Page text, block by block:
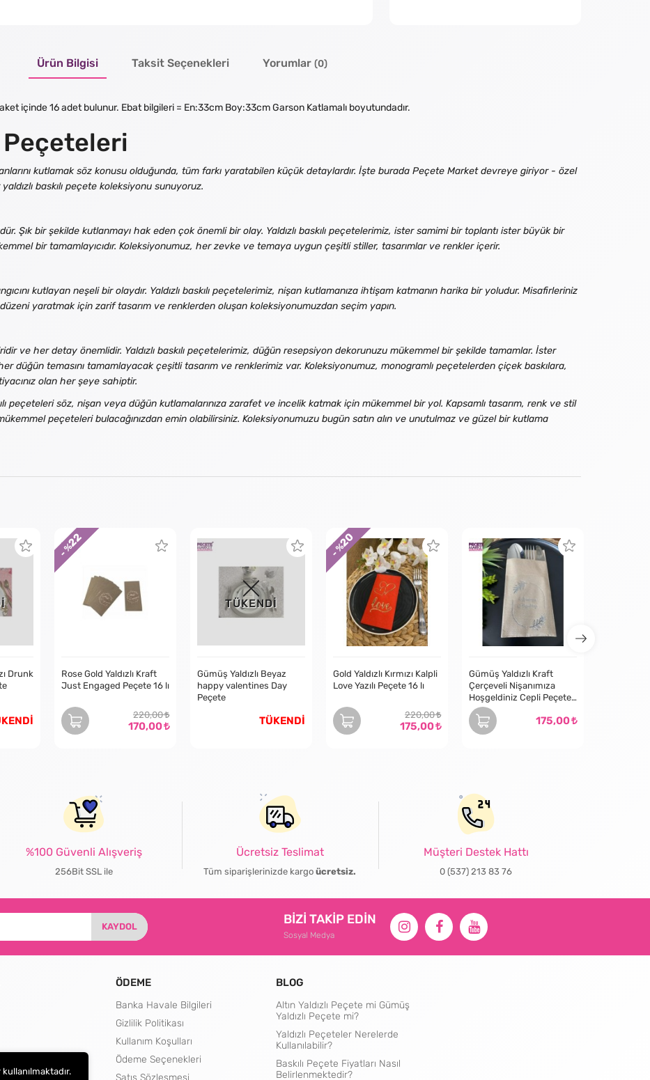
Ürün Bilgisi Taksit Seçenekleri Yorumlar (0)
içinde 16 adet bulunur. Ebat bilgileri = En:33cm Boy:33cm Garson Katlamalı boyutundadır.
Peçeteleri
kutlamak söz konusu olduğunda, tüm farkı yaratabilen küçük detaylardır. İşte burada Peçete Market devreye giriyor - özel
baskılı peçete koleksiyonu sunuyoruz.
Şık bir şekilde kutlanmayı hak eden çok önemli bir olay. Yaldızlı baskılı peçetelerimiz, ister samimi bir toplantı ister büyük bir
bir tamamlayıcıdır. Koleksiyonumuz, her zevke ve temaya uygun çeşitli stiller, tasarımlar ve renkler içerir.
kutlayan neşeli bir olaydır. Yaldızlı baskılı peçetelerimiz, nişan kutlamanıza ihtişam katmanın harika bir yoludur. Misafirleriniz
düzeni yaratmak için zarif tasarım ve renklerden oluşan koleksiyonumuzdan seçim yapın.
ve her detay önemlidir. Yaldızlı baskılı peçetelerimiz, düğün resepsiyon dekorunuzu mükemmel bir şekilde tamamlar. İster
düğün temasını tamamlayacak çeşitli tasarım ve renklerimiz var. Koleksiyonumuz, monogramlı peçetelerden çiçek baskılara,
olan her şeye sahiptir.
peçeteleri söz, nişan veya düğün kutlamalarınıza zarafet ve incelik katmak için mükemmel bir yol. Kapsamlı tasarım, renk ve stil
peçeteleri bulacağınızdan emin olabilirsiniz. Koleksiyonumuzu bugün satın alın ve unutulmaz ve güzel bir kutlama
Drunk
Rose Gold Yaldızlı Kraft
Just Engaged Peçete 16 lı
220,00
170,00
- %
22
TÜKENDİ
Gümüş Yaldızlı Beyaz
happy valentines Day
Peçete
TÜKENDİ
Gold Yaldızlı Kırmızı Kalpli
Love Yazılı Peçete 16 lı
220,00
175,00
- %
20
Gümüş Yaldızlı Kraft
Çerçeveli Nişanımıza
Hoşgeldiniz Cepli Peçete
12 Adet 40x40
175,00
%100 Güvenli Alışveriş
256Bit SSL ile
Ücretsiz Teslimat
Tüm siparişlerinizde kargoücretsiz.
Müşteri Destek Hattı
0 (537) 213 83 76
KAYDOL
BİZİ TAKİP EDİN
Sosyal Medya
ÖDEME
Banka Havale Bilgileri
Gizlilik Politikası
Kullanım Koşulları
Ödeme Seçenekleri
Satış Sözleşmesi
BLOG
Altın Yaldızlı Peçete mi Gümüş
Yaldızlı Peçete mi?
Yaldızlı Peçeteler Nerelerde
Kullanılabilir?
Baskılı Peçete Fiyatları Nasıl
Belirlenmektedir?